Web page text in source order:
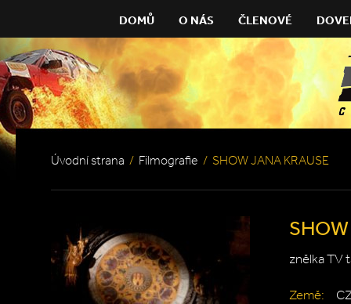
DOMŮ O NÁS ČLENOVÉ
Úvodní strana / Filmografie / SHOW JANA KRAUSE
znělka TV
Země: